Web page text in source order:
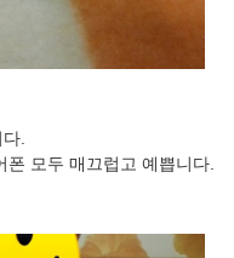
.
모두 매끄럽고 예쁩니다.